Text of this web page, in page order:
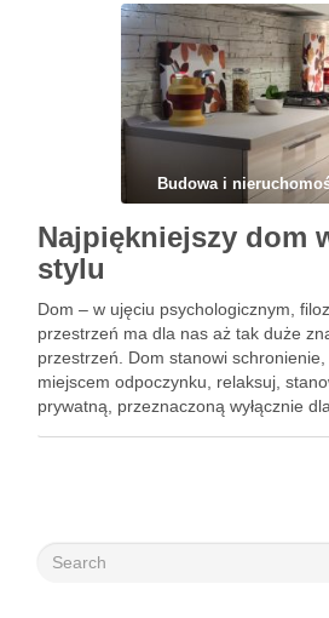
służących …
Budowa i
Najpiękniejszy dom
stylu
Dom – w ujęciu psychologicznym,
przestrzeń ma dla nas aż tak duże
przestrzeń. Dom stanowi
miejscem odpoczynku, relaksuj,
prywatną, przeznaczoną wyłącznie